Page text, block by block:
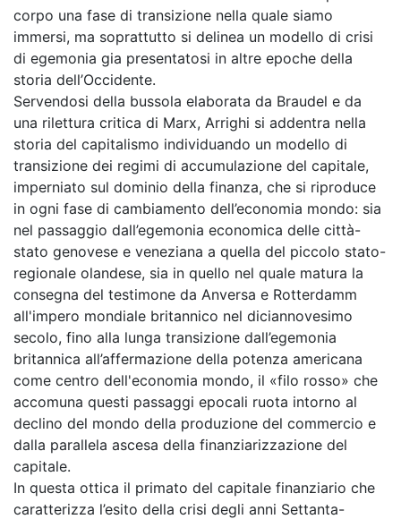
corpo una fase di transizione nella quale siamo
immersi, ma soprattutto si delinea un modello di crisi
di egemonia gia presentatosi in altre epoche della
storia dell’Occidente.
Servendosi della bussola elaborata da Braudel e da
una rilettura critica di Marx, Arrighi si addentra nella
storia del capitalismo individuando un modello di
transizione dei regimi di accumulazione del capitale,
imperniato sul dominio della finanza, che si riproduce
in ogni fase di cambiamento dell’economia mondo: sia
nel passaggio dall’egemonia economica delle città-
stato genovese e veneziana a quella del piccolo stato-
regionale olandese, sia in quello nel quale matura la
consegna del testimone da Anversa e Rotterdamm
all'impero mondiale britannico nel diciannovesimo
secolo, fino alla lunga transizione dall’egemonia
britannica all’affermazione della potenza americana
come centro dell'economia mondo, il «filo rosso» che
accomuna questi passaggi epocali ruota intorno al
declino del mondo della produzione del commercio e
dalla parallela ascesa della finanziarizzazione del
capitale.
In questa ottica il primato del capitale finanziario che
caratterizza l’esito della crisi degli anni Settanta-